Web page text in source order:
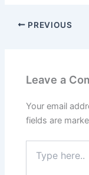
PREVIOUS
Leave a
Your email
fields are
here..